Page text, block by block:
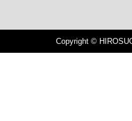
Copyright ©